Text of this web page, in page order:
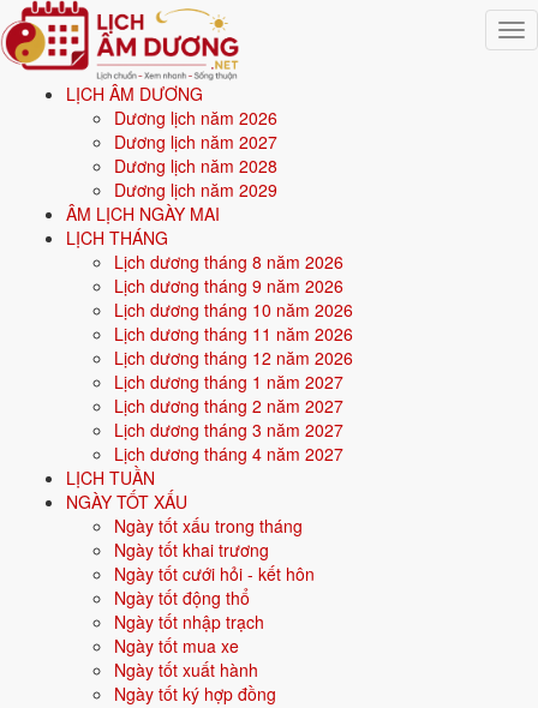
LỊCH ÂM DƯƠNG
Dương lịch năm 2026
Dương lịch năm 2027
Dương lịch năm 2028
Dương lịch năm 2029
ÂM LỊCH NGÀY MAI
LỊCH THÁNG
Lịch dương tháng 8 năm 2026
Lịch dương tháng 9 năm 2026
Lịch dương tháng 10 năm 2026
Lịch dương tháng 11 năm 2026
Lịch dương tháng 12 năm 2026
Lịch dương tháng 1 năm 2027
Lịch dương tháng 2 năm 2027
Lịch dương tháng 3 năm 2027
Lịch dương tháng 4 năm 2027
LỊCH TUẦN
NGÀY TỐT XẤU
Ngày tốt xấu trong tháng
Ngày tốt khai trương
Ngày tốt cưới hỏi - kết hôn
Ngày tốt động thổ
Ngày tốt nhập trạch
Ngày tốt mua xe
Ngày tốt xuất hành
Ngày tốt ký hợp đồng
Trang chủ
Mệnh ngũ hành
Sinh năm 2013
Sinh năm2013mệnh gì? Quý Tỵ Trường Lưu Thủy -
mệnh Thủy
Người sinh năm 2013là tuổiQuý Tỵ(con Rắn), nạp âm
Nước chảy mạnh , mệnhThủy. Năm2026
dương).
Sinh năm2013(Quý Tỵ, con Rắn) thuộc mệnh
Trường Lưu Thủy.
Màu hợp:Đen, Xanh dương, Xanh nước biển.
Vận khí khi sinh:Vận 8 Bát Bạch Thổ (2004-2023) - Tích lũy, bất
2026: 14 tuổi mụ, năm Bính Ngọ - Bình hoà với Thái Tuế.
Sinh năm 2013 là tuổi gì, mệnh gì?